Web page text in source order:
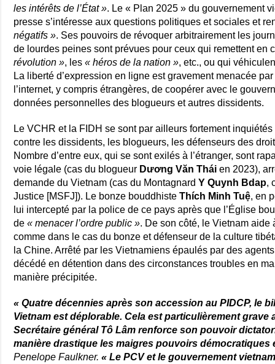
les intérêts de l’État ». Le « Plan 2025 » du gouvernement
presse s’intéresse aux questions politiques et sociales et
négatifs ». Ses pouvoirs de révoquer arbitrairement les
de lourdes peines sont prévues pour ceux qui remettent en
révolution », les« héros de la nation », etc., ou qui
La liberté d’expression en ligne est gravement menacée
l’internet, y compris étrangères, de coopérer avec le
données personnelles des blogueurs et autres dissidents.
Le VCHR et la FIDH se sont par ailleurs fortement
contre les dissidents, les blogueurs, les défenseurs des
Nombre d’entre eux, qui se sont exilés à l’étranger, sont
voie légale (cas du blogueur Dương Văn Thái en 2023),
demande du Vietnam (cas du MontagnardY Quynh Bdap,
Justice [MSFJ]). Le bonze bouddhisteThích Minh Tuệ, en
lui intercepté par la police de ce pays après que l’Église
de« menacer l’ordre public ». De son côté, le Vietnam
comme dans le cas du bonze et défenseur de la culture
la Chine. Arrêté par les Vietnamiens épaulés par des
décédé en détention dans des circonstances troubles en
manière précipitée.
« Quatre décennies après son accession au PIDCP, le
Vietnam est déplorable. Cela est particulièrement
Secrétaire général Tô Lâm renforce son pouvoir
manière drastique les maigres pouvoirs démocratiques
Penelope Faulkner.« Le PCV et le gouvernement